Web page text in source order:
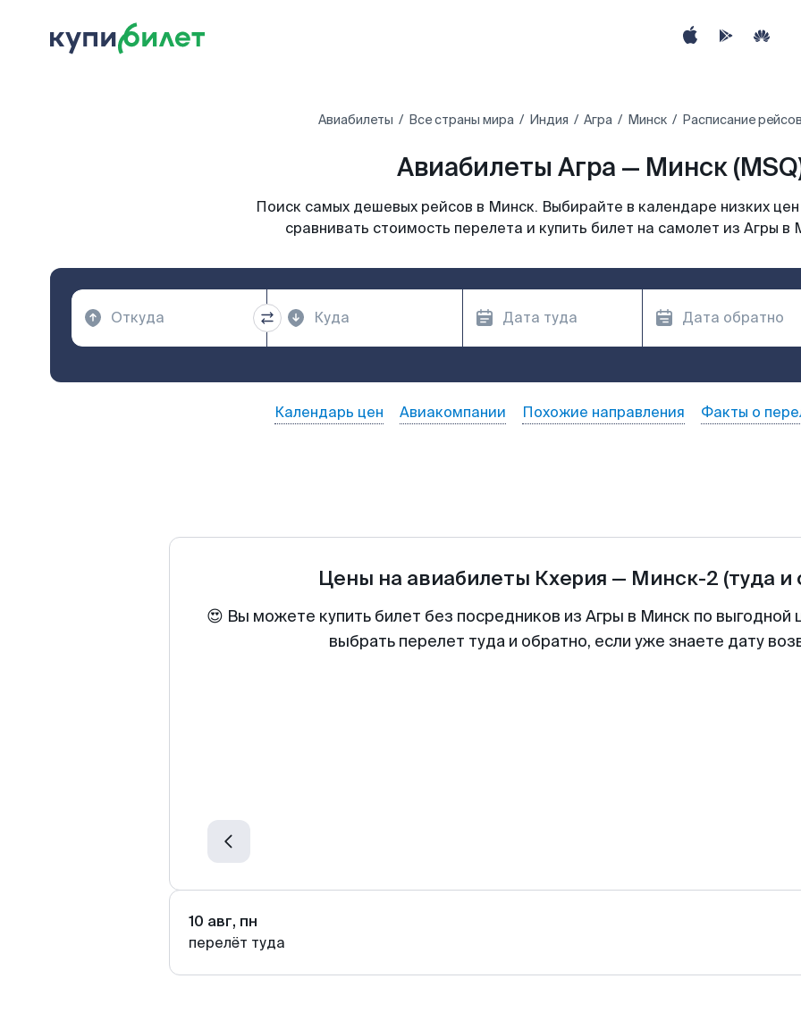
Авиабилеты Все страны мира Индия Агра Минск Расписание
Авиабилеты Агра — Минск
Поиск самых дешевых рейсов в Минск. Выбирайте в календаре низких
сравнивать стоимость перелета и купить билет на самолет из Агры в
Календарь цен Авиакомпании Похожие направления Факты о
Цены на авиабилеты Кхерия — Минск-2 (туда и
😍 Вы можете купить билет без посредников из Агры в Минск по
выбрать перелет туда и обратно, если уже знаете дату
10 авг, пн
перелёт туда